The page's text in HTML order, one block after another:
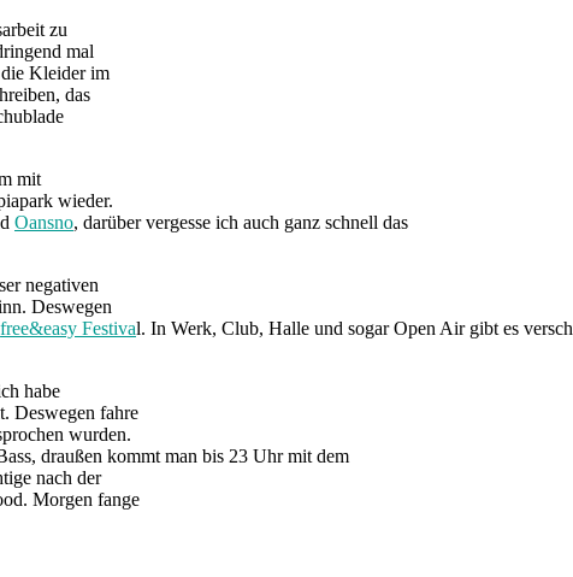
zu
mal
Kleider im
das
mit
wieder.
Oansno, darüber vergesse ich auch ganz schnell das
negativen
Deswegen
free&easy Festival. In Werk, Club, Halle und sogar Open Air gibt es
habe
Deswegen fahre
wurden.
draußen kommt man bis 23 Uhr mit dem
nach der
Morgen fange